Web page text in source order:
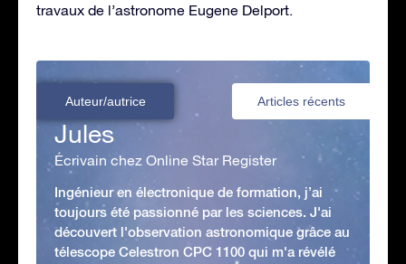
travaux de l’astronome Eugene Delport.
Auteur/autrice Articles récents
Jules
Écrivain chez Online Star Register
Ingénieur en électronique de formation, j’ai
toujours été passionné par les sciences. J'ai
découvert l'observation astronomique grâce au
télescope Celestron CPC 1100 qui m'a révélé